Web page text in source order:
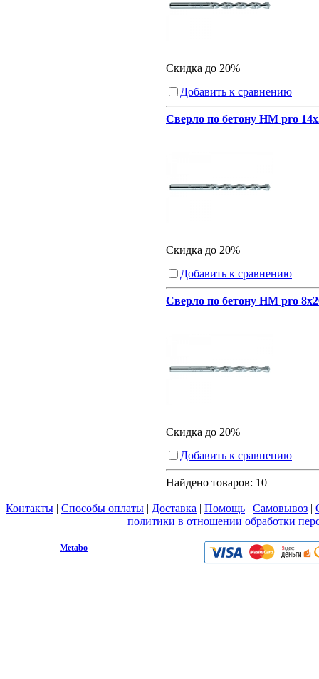
Скидка до 20%
Добавить к сравнению
Сверло по бетону HM pro
Скидка до 20%
Добавить к сравнению
Сверло по бетону HM pro
Скидка до 20%
Добавить к сравнению
Найдено товаров: 10
Контакты | Способы оплаты | Доставка | Помощь | Самовывоз |
политики в отношении обработки
Metabo